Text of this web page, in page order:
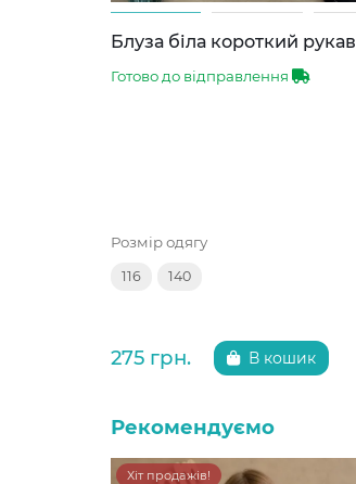
Блуза біла короткий рукав
Готово до відправлення
Розмір одягу
116 140
275 грн. В кошик
Рекомендуємо
Хіт продажів!